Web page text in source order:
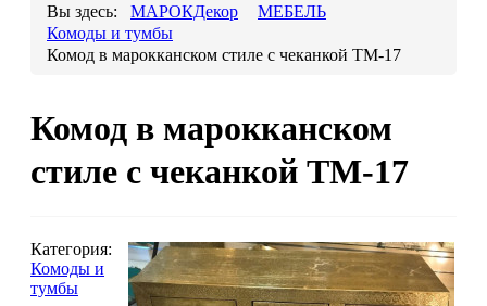
Люстры со стеклом
Вы здесь: МАРОКДекор
МЕБЕЛЬ
Комоды и тумбы
Комод в марокканском стиле с чеканкой ТМ-17
Комод в марокканском
стиле с чеканкой ТМ-17
Категория:
Комоды и
тумбы